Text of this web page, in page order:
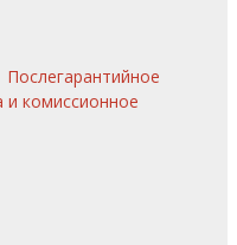
Послегарантийное
и комиссионное